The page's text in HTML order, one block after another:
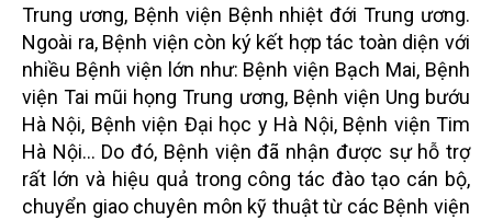
Trung ương, Bệnh viện Bệnh nhiệt đới Trung ương.
Ngoài ra, Bệnh viện còn ký kết hợp tác toàn diện với
nhiều Bệnh viện lớn như: Bệnh viện Bạch Mai, Bệnh
viện Tai mũi họng Trung ương, Bệnh viện Ung bướu
Hà Nội, Bệnh viện Đại học y Hà Nội, Bệnh viện Tim
Hà Nội... Do đó, Bệnh viện đã nhận được sự hỗ trợ
rất lớn và hiệu quả trong công tác đào tạo cán bộ,
chuyển giao chuyên môn kỹ thuật từ các Bệnh viện